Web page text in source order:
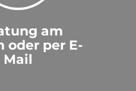
am
oder per E-
Mail